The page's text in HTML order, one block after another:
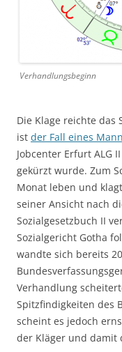
Verhandlungsbeginn
Die Klage reichte das
ist der Fall eines
Jobcenter Erfurt ALG
gekürzt wurde. Zum
Monat leben und
seiner Ansicht nach
Sozialgesetzbuch II
Sozialgericht Gotha
wandte sich bereits
Verhandlung
Spitzfindigkeiten des
scheint es jedoch
der Kläger und damit